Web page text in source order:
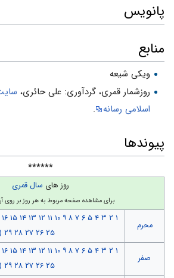
پانویس
منابع
ویکی شیعه
روزشمار قمرى، گردآورى: على حائرى،
اسلامى رسانه
.
پیوندها
******
روز های سال قمری
برای مشاهده صفحه مربوط به هر روز بر روی
محرم
۱ ۲ ۳ ۴ ۵ ۶ ۷ ۸ ۹ ۱۰ ۱۱ ۱۲ ۱۳ ۱۴ ۱۵ ۱۶
۲۵ ۲۶ ۲۷ ۲۸ ۲۹
صفر
۱ ۲ ۳ ۴ ۵ ۶ ۷ ۸ ۹ ۱۰ ۱۱ ۱۲ ۱۳ ۱۴ ۱۵ ۱۶
۲۵ ۲۶ ۲۷ ۲۸ ۲۹